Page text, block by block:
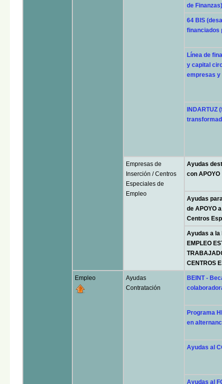
de Finanzas)
64 BIS
financiados
Línea de
y capital
empresas y
Empresas de
Inserción / Centros
Especiales de
Empleo
Ayudas
con APOYO
Ayudas
de APOYO
Centros
Ayudas a la
EMPLEO
CENTROS
Empleo
Ayudas
Contratación
BEINT -
Programa
en
Ayudas al
Ayudas al